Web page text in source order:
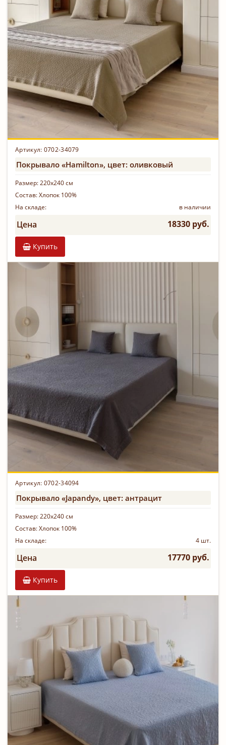
Артикул: 0702-34079
Покрывало «Hamilton», цвет: оливковый
Размер:220х240 см
Состав:Хлопок 100%
На складе:
в наличии
Цена 18330 руб.
Купить
Артикул: 0702-34094
Покрывало «Japandy», цвет: антрацит
Размер:220х240 см
Состав:Хлопок 100%
На складе:
4 шт.
Цена 17770 руб.
Купить